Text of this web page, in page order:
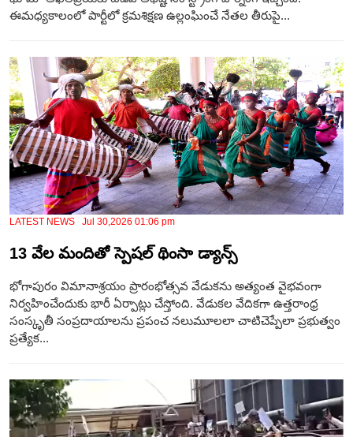
ఈమధ్యకాలంలో పార్టీలో క్రమశిక్షణ ఉల్లంఘించే నేతల తీరుపై...
LATEST NEWS Jul 30,2026 01:06 pm
13 వేల మందితో స్పెషల్‌ థింసా డ్యాన్స్
భోగాపురం విమానాశ్రయం ప్రారంభోత్సవ వేడుకను అత్యంత వైభవంగా
నిర్వహించేందుకు భారీ ఏర్పాట్లు చేస్తోంది. వేడుకల వేదికగా ఉత్తరాంధ్ర
సంస్కృతీ సంప్రదాయాలను ప్రపంచ నలుమూలలా చాటిచెప్పేలా ప్రభుత్వం
ప్రత్యేక...